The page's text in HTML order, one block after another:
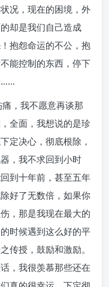
况，现在的困境，外
却是我们自己造成
抱怨命运的不公，抱
能控制的东西，停下
……
，我不愿意再谈那
全面，我想说的是珍
定决心，彻底根除，
，我不求回到小时
到十年前，甚至五年
好了无数倍，如果你
，那是我现在最大的
时候遇到这么好的平
传授，鼓励和激励。
，我很羡慕那些还在